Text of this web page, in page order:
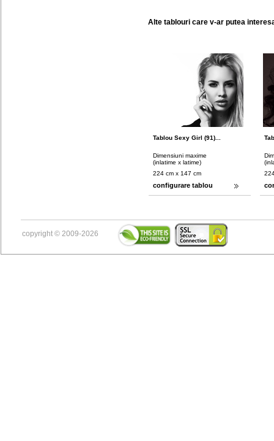
Alte tablouri care v-ar putea
Tablou Sexy Girl (91)...
Dimensiuni maxime
(inlatime x latime)
224 cm x 147 cm
configurare tablou
copyright © 2009-2026